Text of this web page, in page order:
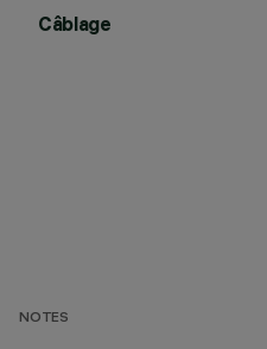
Câblage
NOTES